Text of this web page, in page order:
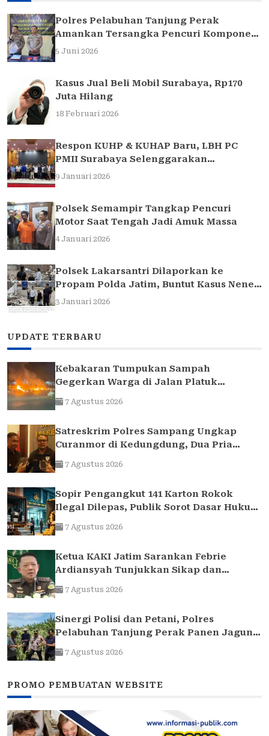
Polres Pelabuhan Tanjung Perak
Amankan Tersangka Pencuri Komponen
Traffic Light di Surabaya
5 Juni 2026
Kasus Jual Beli Mobil Surabaya, Rp170
Juta Hilang
18 Februari 2026
Respon KUHP & KUHAP Baru, LBH PC
PMII Surabaya Selenggarakan
Sarasehan Hukum
9 Januari 2026
Polsek Semampir Tangkap Pencuri
Motor Saat Tengah Jadi Amuk Massa
4 Januari 2026
Polsek Lakarsantri Dilaporkan ke
Propam Polda Jatim, Buntut Kasus Nenek
Elina
3 Januari 2026
UPDATE TERBARU
Kebakaran Tumpukan Sampah
Gegerkan Warga di Jalan Platuk
Donomulyo Surabaya
7 Agustus 2026
Satreskrim Polres Sampang Ungkap
Curanmor di Kedungdung, Dua Pria
Diamankan
7 Agustus 2026
Sopir Pengangkut 141 Karton Rokok
Ilegal Dilepas, Publik Sorot Dasar Hukum
Bea Cukai Juanda
7 Agustus 2026
Ketua KAKI Jatim Sarankan Febrie
Ardiansyah Tunjukkan Sikap dan
Hormati Proses Hukum, Bukan Ajukan
Praperadilan
7 Agustus 2026
Sinergi Polisi dan Petani, Polres
Pelabuhan Tanjung Perak Panen Jagung
Pulut Ketan Ungu
7 Agustus 2026
PROMO PEMBUATAN WEBSITE